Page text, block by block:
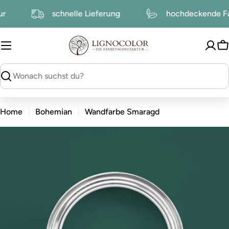
Inhalt
schnelle Lieferung
suchen
Home Bohemian Wandfarbe Smaragd